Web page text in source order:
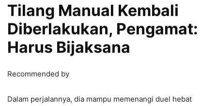
Tilang Manual Kembali
Diberlakukan, Pengamat:
Harus Bijaksana
Recommended by
Dalam perjalannya, dia mampu memenangi duel hebat